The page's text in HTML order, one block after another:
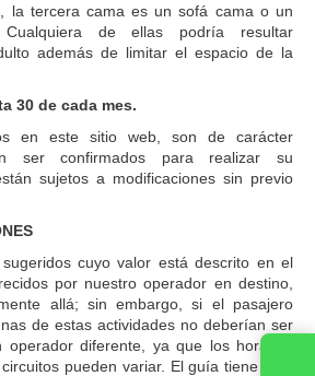
la tercera cama es un sofá cama o un
Cualquiera de ellas podría resultar
además de limitar el espacio de la
30 de cada mes.
en este sitio web, son de carácter
ser confirmados para realizar su
sujetos a modificaciones sin previo
cuyo valor está descrito en el
por nuestro operador en destino,
allá; sin embargo, si el pasajero
de estas actividades no deberían ser
diferente, ya que los horarios
pueden variar. El guía tiene total